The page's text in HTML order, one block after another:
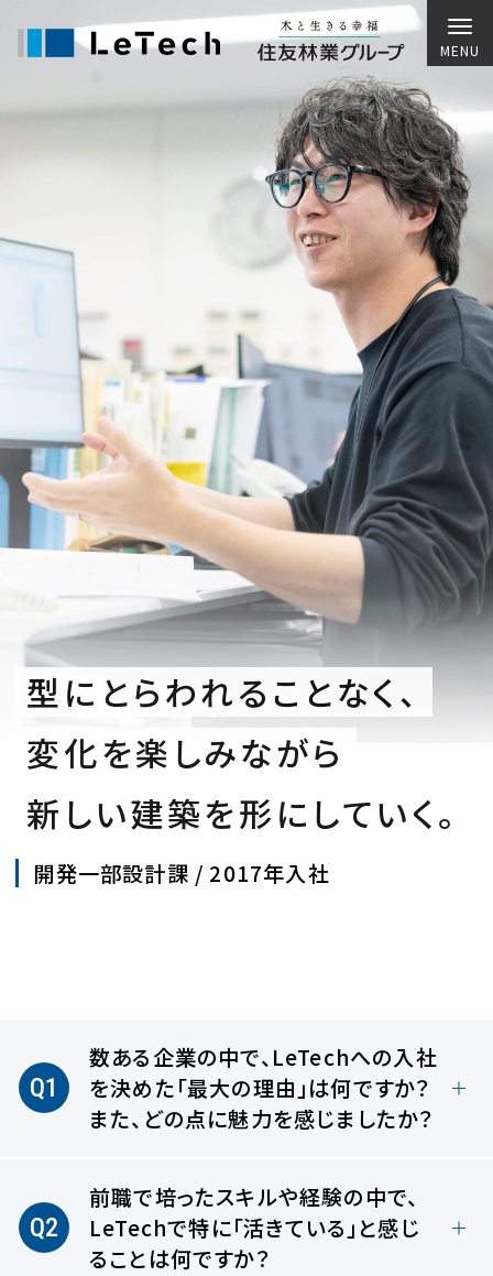
型にとらわれることなく、
変化を楽しみながら
新しい建築を形にしていく。
開発一部設計課 / 2017年入社
Q1
数ある企業の中で、LeTechへの入社
を決めた「最大の理由」は何ですか？
また、どの点に魅力を感じましたか？
Q2
前職で培ったスキルや経験の中で、
LeTechで特に「活きている」と感じ
ることは何ですか？